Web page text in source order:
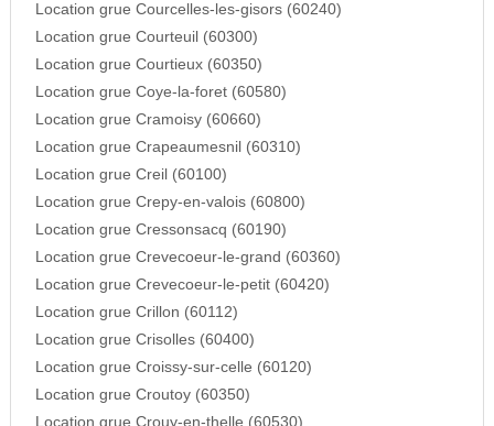
Location grue Courcelles-les-gisors (60240)
Location grue Courteuil (60300)
Location grue Courtieux (60350)
Location grue Coye-la-foret (60580)
Location grue Cramoisy (60660)
Location grue Crapeaumesnil (60310)
Location grue Creil (60100)
Location grue Crepy-en-valois (60800)
Location grue Cressonsacq (60190)
Location grue Crevecoeur-le-grand (60360)
Location grue Crevecoeur-le-petit (60420)
Location grue Crillon (60112)
Location grue Crisolles (60400)
Location grue Croissy-sur-celle (60120)
Location grue Croutoy (60350)
Location grue Crouy-en-thelle (60530)